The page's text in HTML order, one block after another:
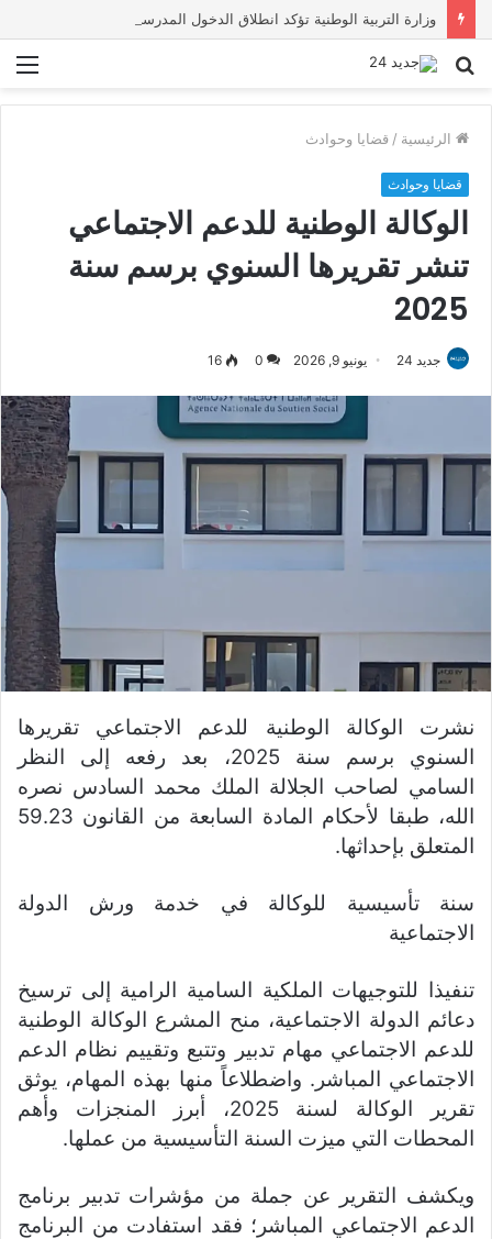
بحث
الرئيسية / قضايا وحوادث
قضايا وحوادث
الوكالة الوطنية للدعم الاجتماعي
تنشر تقريرها السنوي برسم سنة
2025
جديد 24 يونيو 9, 2026 0
16
نشرت الوكالة الوطنية للدعم الاجتماعي تقريرها
السنوي برسم سنة 2025، بعد رفعه إلى النظر
السامي لصاحب الجلالة الملك محمد السادس نصره
الله، طبقا لأحكام المادة السابعة من القانون 59.23
المتعلق بإحداثها.
سنة تأسيسية للوكالة في خدمة ورش الدولة
الاجتماعية
تنفيذا للتوجيهات الملكية السامية الرامية إلى ترسيخ
دعائم الدولة الاجتماعية، منح المشرع الوكالة الوطنية
للدعم الاجتماعي مهام تدبير وتتبع وتقييم نظام الدعم
الاجتماعي المباشر. واضطلاعاً منها بهذه المهام، يوثق
تقرير الوكالة لسنة 2025، أبرز المنجزات وأهم
المحطات التي ميزت السنة التأسيسية من عملها.
ويكشف التقرير عن جملة من مؤشرات تدبير برنامج
الدعم الاجتماعي المباشر؛ فقد استفادت من البرنامج